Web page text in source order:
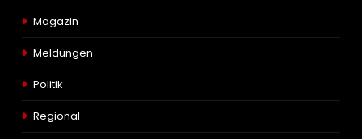
Magazin
Meldungen
Politik
Regional